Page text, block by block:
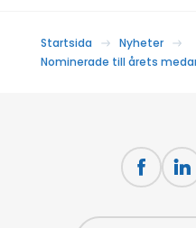
Startsida
Nyheter
Nominerade till årets